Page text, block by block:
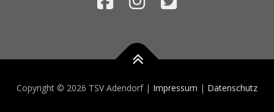
Copyright © 2026 TSV Adendorf | Impressum | Datenschutz